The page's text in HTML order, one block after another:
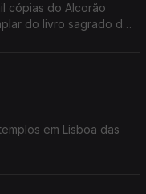
cópias do Alcorão
do livro sagrado do
em Lisboa das